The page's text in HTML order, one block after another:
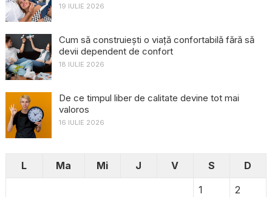
19 IULIE 2026
Cum să construiești o viață confortabilă fără să
devii dependent de confort
18 IULIE 2026
De ce timpul liber de calitate devine tot mai
valoros
16 IULIE 2026
L Ma Mi J V S
D
1
2